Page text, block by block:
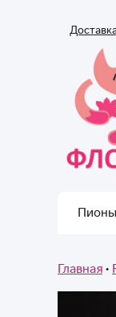
Пионы
Главная